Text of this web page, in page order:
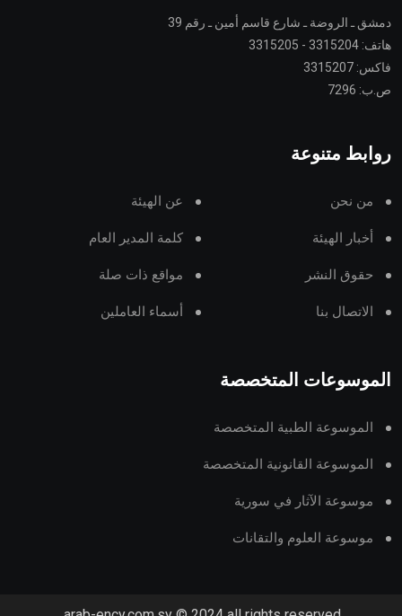
دمشق ـ الروضة ـ شارع قاسم أمين ـ رقم 39
هاتف: 3315204 - 3315205
فاكس: 3315207
ص.ب: 7296
روابط متنوعة
من نحن عن الهيئة
أخبار الهيئة كلمة المدير العام
حقوق النشر مواقع ذات صلة
الاتصال بنا أسماء العاملين
الموسوعات المتخصصة
الموسوعة الطبية المتخصصة
الموسوعة القانونية المتخصصة
موسوعة الآثار في سورية
موسوعة العلوم والتقانات